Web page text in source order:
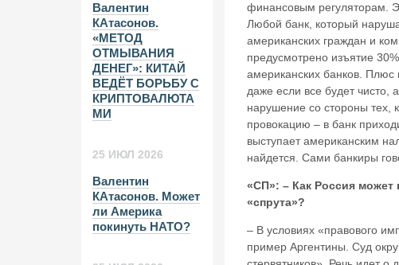
Валентин
КАтасонов.
«МЕТОД
ОТМЫВАНИЯ
ДЕНЕГ»: КИТАЙ
ВЕДЁТ БОРЬБУ С
КРИПТОВАЛЮТА
МИ
25 ИЮЛ 2026
Валентин
КАтасонов. Может
ли Америка
покинуть НАТО?
финансовым регуляторам.
Любой банк, который
американских граждан и
предусмотрено изъятие
американских банков. Плюс
даже если все будет чисто,
нарушение со стороны тех,
провокацию – в банк
выступает американским
найдется. Сами банкиры
«СП»: – Как Россия может
«спрута»?
– В условиях «правового
пример Аргентины. Суд